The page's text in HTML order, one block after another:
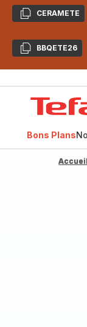
CopierCERAMETE
CopierBBQETE26
Bons Plans
Accueil